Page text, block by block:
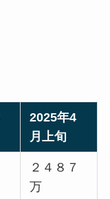
2025年4
月上旬
２４８７
万